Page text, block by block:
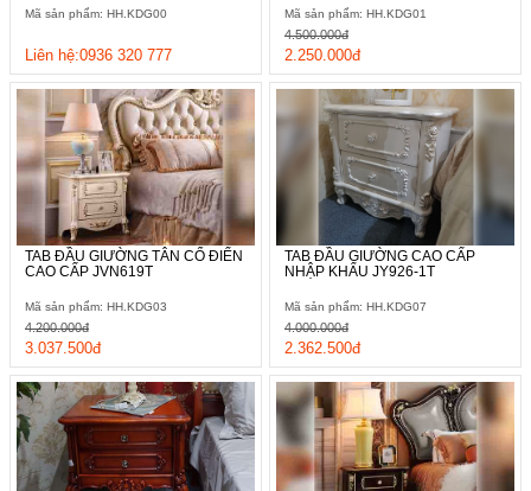
Mã sản phẩm: HH.KDG00
Liên hệ:0936 320 777
Mã sản phẩm: HH.KDG01
2.250.000đ
4.500.000đ
TAB ĐẦU GIƯỜNG TÂN CỔ ĐIỂN
CAO CẤP JVN619T
Mã sản phẩm: HH.KDG03
3.037.500đ
4.200.000đ
TAB ĐẦU GIƯỜNG CAO CẤP
NHẬP KHẨU JY926-1T
Mã sản phẩm: HH.KDG07
2.362.500đ
4.000.000đ